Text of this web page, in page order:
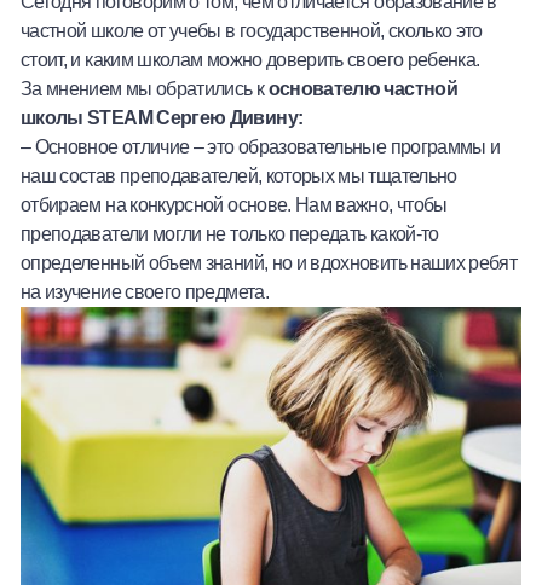
Премиальный сервис Prime Line
Мобильный банк MOBY
Потребительский кредит
Карта КАКТУС
Продукты для Бизнеса
частной школе от учебы в государственной, сколько это
стоит, и каким школам можно доверить своего ребенка.
За мнением мы обратились коснователю частной
школыSTEAMСергею Дивину:
– Основное отличие – это образовательные программы и
наш состав преподавателей, которых мы тщательно
отбираем на конкурсной основе. Нам важно, чтобы
преподаватели могли не только передать какой-то
определенный объем знаний, но и вдохновить наших ребят
на изучение своего предмета.